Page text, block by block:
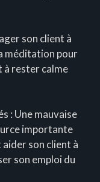
son client à
méditation pour
à rester calme
: Une mauvaise
importante
son client à
son emploi du